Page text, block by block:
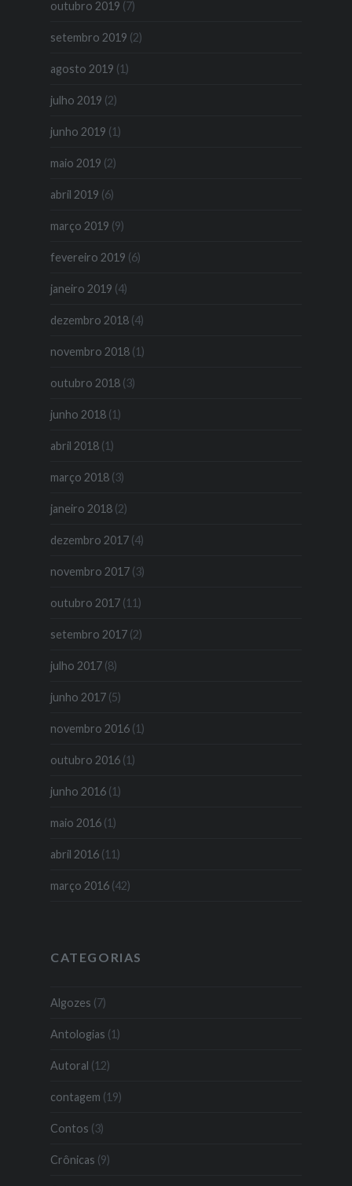
outubro 2019 (7)
setembro 2019 (2)
agosto 2019 (1)
julho 2019 (2)
junho 2019 (1)
maio 2019 (2)
abril 2019 (6)
março 2019 (9)
fevereiro 2019 (6)
janeiro 2019 (4)
dezembro 2018(4)
novembro 2018(1)
outubro 2018(3)
junho 2018(1)
abril 2018(1)
março 2018(3)
janeiro 2018(2)
dezembro 2017(4)
novembro 2017(3)
outubro 2017(11)
setembro 2017(2)
julho 2017(8)
junho 2017(5)
novembro 2016(1)
outubro 2016(1)
junho 2016(1)
maio 2016(1)
abril 2016(11)
março 2016(42)
CATEGORIAS
Algozes (7)
Antologias (1)
Autoral (12)
contagem (19)
Contos (3)
Crônicas (9)